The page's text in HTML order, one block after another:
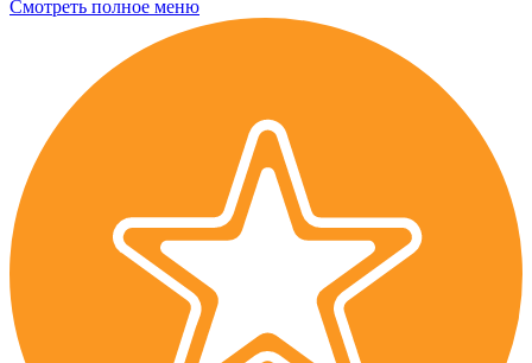
Смотреть полное меню